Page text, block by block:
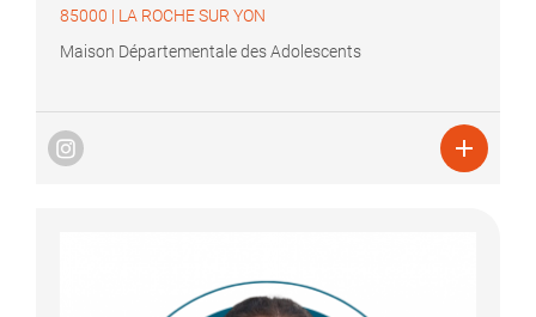
85000 | LA ROCHE SUR YON
Maison Départementale des Adolescents
